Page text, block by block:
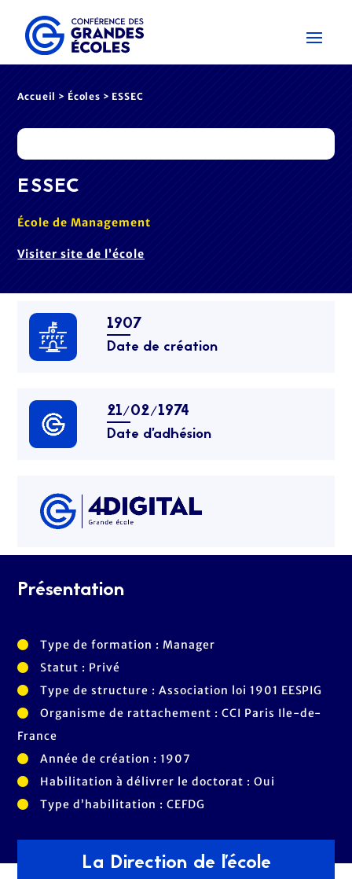
Accueil > Écoles > ESSEC
ESSEC
École de Management
Visiter site de l’école
1907
Date de création
21/02/1974
Date d’adhésion
Présentation
Type de formation : Manager
Statut : Privé
Type de structure : Association loi 1901 EESPIG
Organisme de rattachement : CCI Paris Ile-de-
France
Année de création : 1907
Habilitation à délivrer le doctorat : Oui
Type d’habilitation : CEFDG
La Direction de l'école